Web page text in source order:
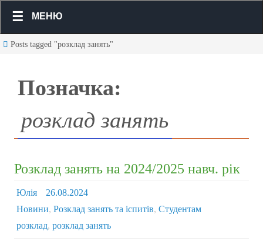
МЕНЮ
Posts tagged "розклад занять"
Позначка:
розклад занять
Розклад занять на 2024/2025 навч. рік
Юлія
26.08.2024
Новини, Розклад занять та іспитів, Студентам
розклад, розклад занять